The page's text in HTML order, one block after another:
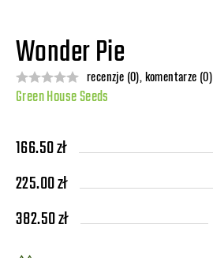
Wonder Pierecenzje (0), komentarze (0)
Green House Seeds
166.50 zł
225.00 zł
382.50 zł